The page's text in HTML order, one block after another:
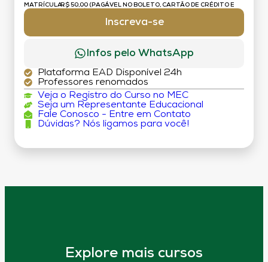
MATRÍCULA:R$ 50,00 (PAGÁVEL NO BOLETO, CARTÃO DE CRÉDITO E
Inscreva-se
Infos pelo WhatsApp
Plataforma EAD Disponível 24h
Professores renomados
Veja o Registro do Curso no MEC
Seja um Representante Educacional
Fale Conosco - Entre em Contato
Dúvidas? Nós ligamos para você!
Explore mais cursos